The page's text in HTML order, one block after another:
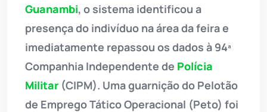
Guanambi, o sistema identificou a
presença do indivíduo na área da feira e
imediatamente repassou os dados à 94ª
Companhia Independente de Polícia
Militar (CIPM). Uma guarnição do Pelotão
de Emprego Tático Operacional (Peto) foi